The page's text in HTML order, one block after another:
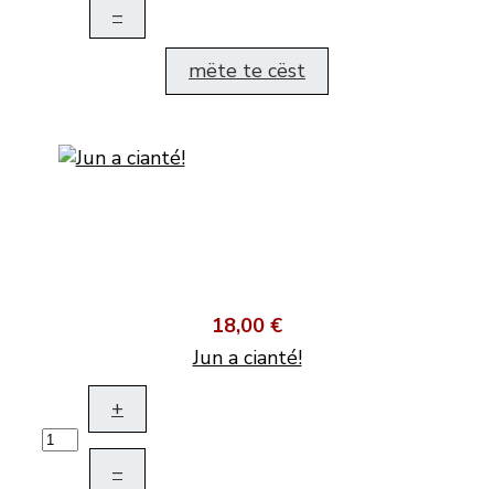
–
mëte te cëst
18,00 €
Jun a cianté!
+
–